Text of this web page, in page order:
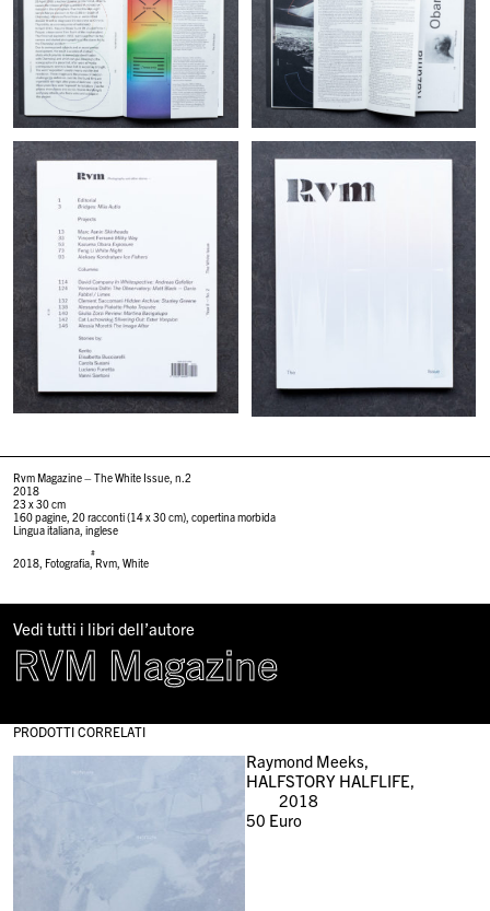
Rvm Magazine – The White Issue, n.2
2018
23 x 30 cm
160 pagine, 20 racconti (14 x 30 cm), copertina morbida
Lingua italiana, inglese
#
2018, Fotografia, Rvm,White
Vedi tutti i libri dell’autore
RVM Magazine
PRODOTTI CORRELATI
Raymond Meeks,
HALFSTORY HALFLIFE,
2018
50 Euro